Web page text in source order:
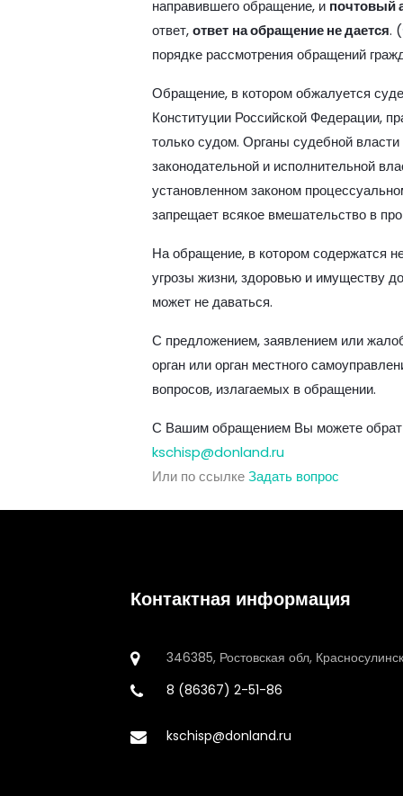
направившего обращение, и почтовый
ответ,ответ на обращение не дается. (
порядке рассмотрения обращений
Обращение, в котором обжалуется
Конституции Российской Федерации,
только судом. Органы судебной
законодательной и исполнительной
установленном законом
запрещает всякое вмешательство в
На обращение, в котором содержатся
угрозы жизни, здоровью и имуществу
может не даваться.
С предложением, заявлением или
орган или орган местного
вопросов, излагаемых в обращении.
С Вашим обращением Вы можете
kschisp@donland.ru
Или по ссылкеЗадать вопрос
Контактная информация
346385, Ростовская обл,
8 (86367) 2-51-86
kschisp@donland.ru